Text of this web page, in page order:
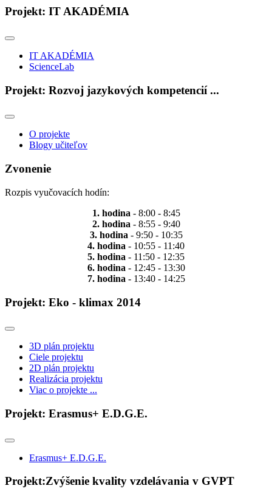
Projekt: IT AKADÉMIA
IT AKADÉMIA
ScienceLab
Projekt: Rozvoj jazykových kompetencií ...
O projekte
Blogy učiteľov
Zvonenie
Rozpis vyučovacích hodín:
1. hodina - 8:00 - 8:45
2. hodina - 8:55 - 9:40
3. hodina - 9:50 - 10:35
4. hodina - 10:55 - 11:40
5. hodina - 11:50 - 12:35
6. hodina - 12:45 - 13:30
7. hodina - 13:40 - 14:25
Projekt: Eko - klimax 2014
3D plán projektu
Ciele projektu
2D plán projektu
Realizácia projektu
Viac o projekte ...
Projekt: Erasmus+ E.D.G.E.
Erasmus+ E.D.G.E.
Projekt:Zvýšenie kvality vzdelávania v GVPT